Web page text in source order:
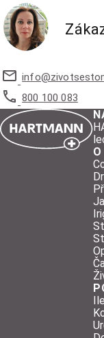
info@
800 100 083